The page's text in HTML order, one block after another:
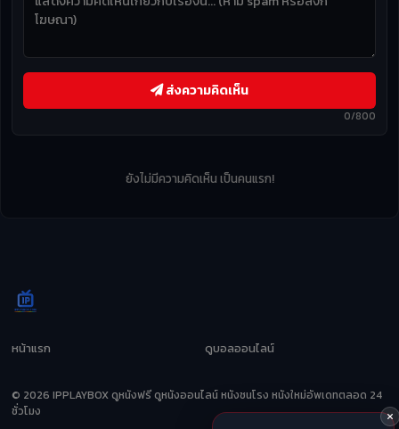
0/800
ส่งความคิดเห็น
ยังไม่มีความคิดเห็น เป็นคนแรก!
หน้าแรก ดูบอลออนไลน์
© 2026 IPPLAYBOX ดูหนังฟรี ดูหนังออนไลน์ หนังชนโรง หนังใหม่อัพเดทตลอด 24
ชั่วโมง